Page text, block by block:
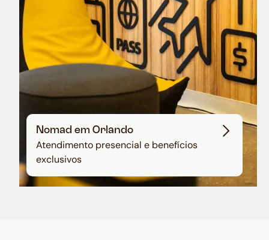
Nomad em Orlando
Atendimento presencial e benefícios
exclusivos